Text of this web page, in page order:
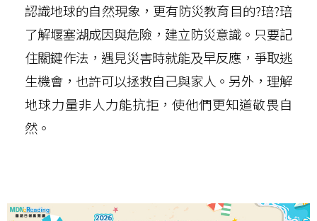
認識地球的自然現象，更有防災教育目的?琣?琣
了解堰塞湖成因與危險，建立防災意識。只要記
住關鍵作法，遇見災害時就能及早反應，爭取逃
生機會，也許可以拯救自己與家人。另外，理解
地球力量非人力能抗拒，使他們更知道敬畏自
然。